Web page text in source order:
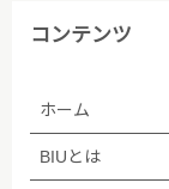
(4)ご本人か
扱いを委託
コンテンツ
ホーム
BIUとは